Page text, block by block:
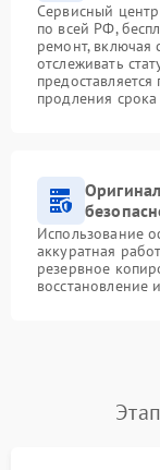
Сервисный
по всей РФ,
ремонт, включая
отслеживать
продления
Использование
аккуратная
резервное